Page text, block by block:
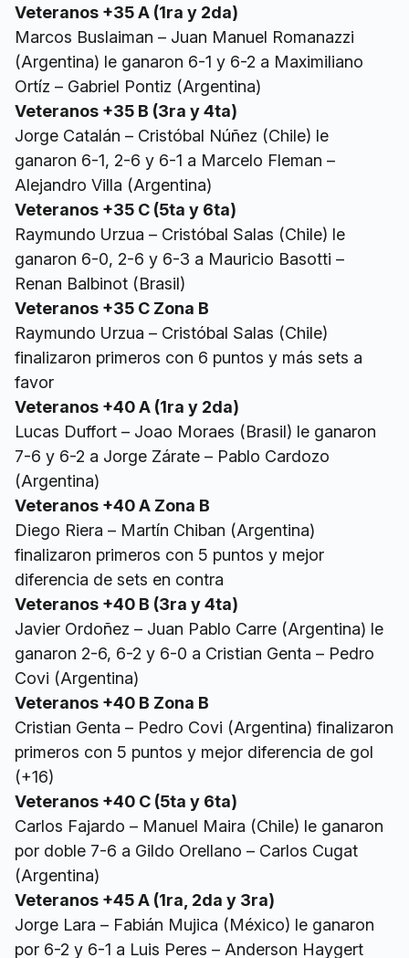
Veteranos +35 A (1ra y 2da)
Marcos Buslaiman – Juan Manuel Romanazzi
(Argentina) le ganaron 6-1 y 6-2 a Maximiliano
Ortíz – Gabriel Pontiz (Argentina)
Veteranos +35 B (3ra y 4ta)
Jorge Catalán – Cristóbal Núñez (Chile) le
ganaron 6-1, 2-6 y 6-1 a Marcelo Fleman –
Alejandro Villa (Argentina)
Veteranos +35 C (5ta y 6ta)
Raymundo Urzua – Cristóbal Salas (Chile) le
ganaron 6-0, 2-6 y 6-3 a Mauricio Basotti –
Renan Balbinot (Brasil)
Veteranos +35 C Zona B
Raymundo Urzua – Cristóbal Salas (Chile)
finalizaron primeros con 6 puntos y más sets a
favor
Veteranos +40 A (1ra y 2da)
Lucas Duffort – Joao Moraes (Brasil) le ganaron
7-6 y 6-2 a Jorge Zárate – Pablo Cardozo
(Argentina)
Veteranos +40 A Zona B
Diego Riera – Martín Chiban (Argentina)
finalizaron primeros con 5 puntos y mejor
diferencia de sets en contra
Veteranos +40 B (3ra y 4ta)
Javier Ordoñez – Juan Pablo Carre (Argentina) le
ganaron 2-6, 6-2 y 6-0 a Cristian Genta – Pedro
Covi (Argentina)
Veteranos +40 B Zona B
Cristian Genta – Pedro Covi (Argentina) finalizaron
primeros con 5 puntos y mejor diferencia de gol
(+16)
Veteranos +40 C (5ta y 6ta)
Carlos Fajardo – Manuel Maira (Chile) le ganaron
por doble 7-6 a Gildo Orellano – Carlos Cugat
(Argentina)
Veteranos +45 A (1ra, 2da y 3ra)
Jorge Lara – Fabián Mujica (México) le ganaron
por 6-2 y 6-1 a Luis Peres – Anderson Haygert